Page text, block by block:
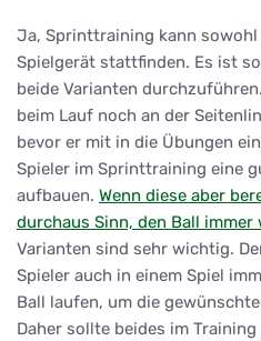
Ja, Sprinttraining kann
Spielgerät stattfinden. Es ist
beide Varianten
beim Lauf noch an der
bevor er mit in die Übungen
Spieler im Sprinttraining eine
aufbauen. Wenn diese aber
durchaus Sinn, den Ball immer
Varianten sind sehr wichtig.
Spieler auch in einem Spiel
Ball laufen, um die
Daher sollte beides im